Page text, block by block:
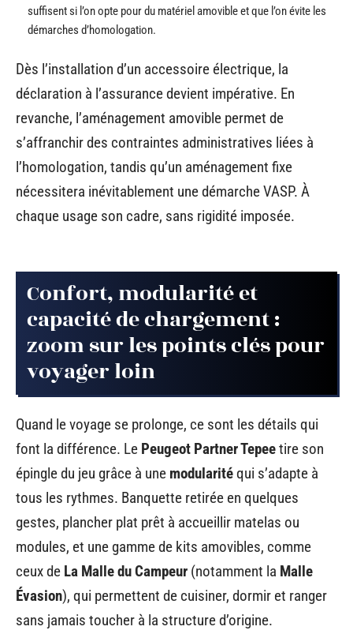
suffisent si l’on opte pour du matériel amovible et que l’on évite les
démarches d’homologation.
Dès l’installation d’un accessoire électrique, la
déclaration à l’assurance devient impérative. En
revanche, l’aménagement amovible permet de
s’affranchir des contraintes administratives liées à
l’homologation, tandis qu’un aménagement fixe
nécessitera inévitablement une démarche VASP. À
chaque usage son cadre, sans rigidité imposée.
Confort, modularité et
capacité de chargement :
zoom sur les points clés pour
voyager loin
Quand le voyage se prolonge, ce sont les détails qui
font la différence. Le Peugeot Partner Tepeetire son
épingle du jeu grâce à une modularitéqui s’adapte à
tous les rythmes. Banquette retirée en quelques
gestes, plancher plat prêt à accueillir matelas ou
modules, et une gamme de kits amovibles, comme
ceux de La Malle du Campeur (notamment la Malle
Évasion), qui permettent de cuisiner, dormir et ranger
sans jamais toucher à la structure d’origine.